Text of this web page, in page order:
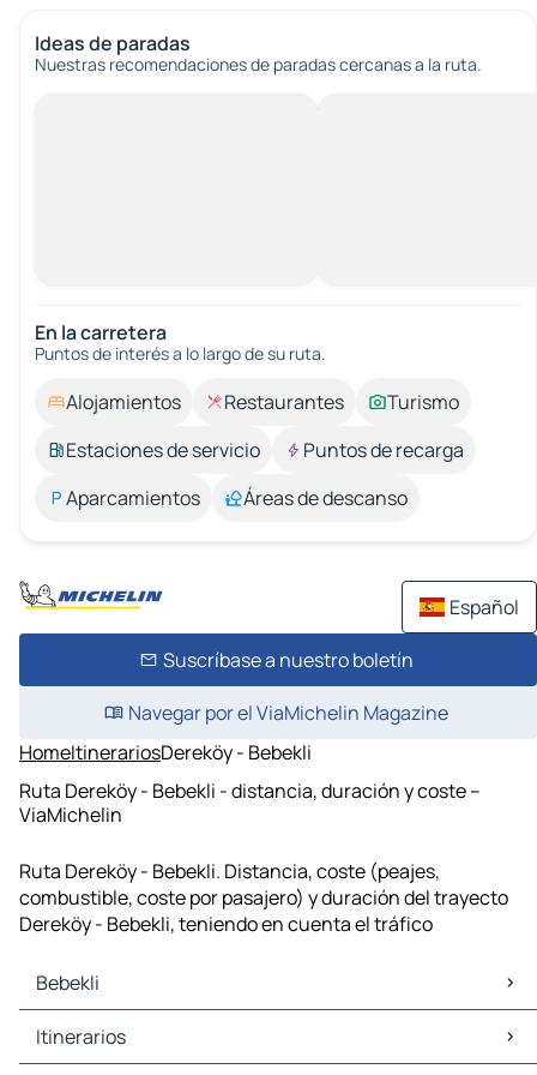
Ideas de paradas
Nuestras recomendaciones de paradas cercanas a la ruta.
En la carretera
Puntos de interés a lo largo de su ruta.
Alojamientos Restaurantes
Turismo
Estaciones de servicio
Puntos de recarga
Aparcamientos
Áreas de descanso
Español
Suscríbase a nuestro boletín
Navegar por el ViaMichelin Magazine
HomeItinerariosDereköy - Bebekli
Ruta Dereköy - Bebekli - distancia, duración y coste –
ViaMichelin
Ruta Dereköy - Bebekli. Distancia, coste (peajes,
combustible, coste por pasajero) y duración del trayecto
Dereköy - Bebekli, teniendo en cuenta el tráfico
Bebekli
Bebekli Mapas Planos
Bebekli Trafico
Itinerarios